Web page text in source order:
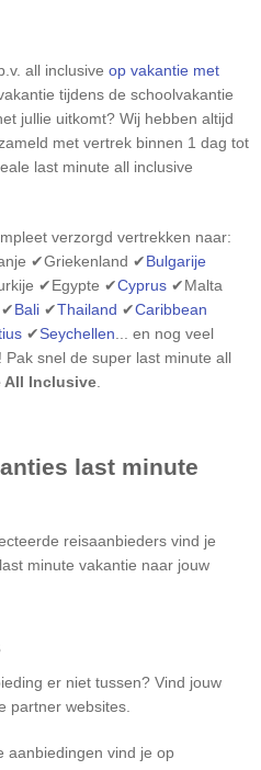
all inclusive op vakantie met
tijdens de schoolvakantie
jullie uitkomt? Wij hebben altijd
met vertrek binnen 1 dag tot
last minute all inclusive
verzorgd vertrekken naar:
✔Griekenland ✔Bulgarije
✔Egypte ✔Cyprus ✔Malta
✔Bali ✔Thailand ✔Caribbean
✔Seychellen ... en nog veel
snel de super last minute all
All Inclusive
last minute
reisaanbieders vind je
minute vakantie naar jouw
er niet tussen? Vind jouw
partner websites.
aanbiedingen vind je op